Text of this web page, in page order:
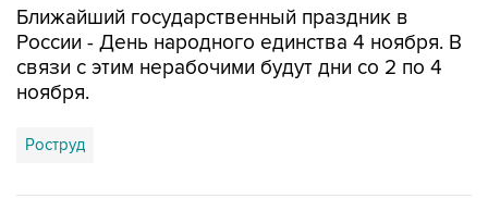
связи с этим нерабочими будут дни со 2 по 4
ноября.
Роструд